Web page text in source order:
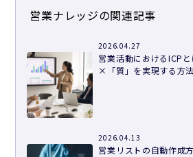
営業ナレッジの関連記事
2026.04.27
営業活動におけるICPと
×「質」を実現する方法
2026.04.13
営業リストの自動作成